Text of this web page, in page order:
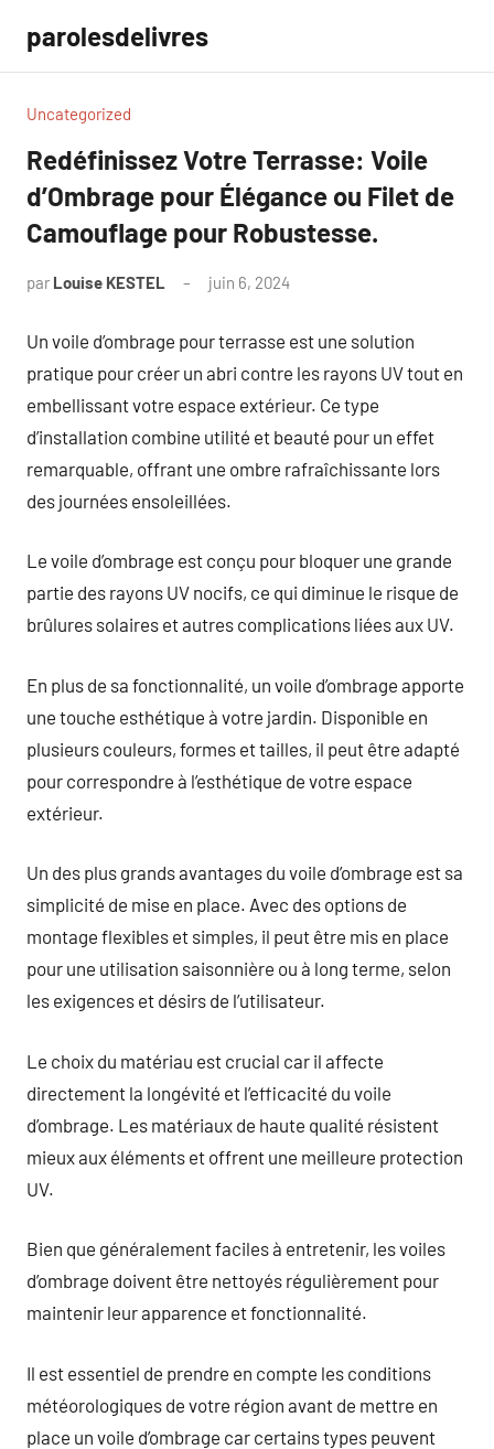
contenu
parolesdelivres
Uncategorized
Redéfinissez Votre Terrasse: Voile
d’Ombrage pour Élégance ou Filet de
Camouflage pour Robustesse.
par Louise KESTEL juin 6, 2024
Un voile d’ombrage pour terrasse est une solution
pratique pour créer un abri contre les rayons UV tout en
embellissant votre espace extérieur. Ce type
d’installation combine utilité et beauté pour un effet
remarquable, offrant une ombre rafraîchissante lors
des journées ensoleillées.
Le voile d’ombrage est conçu pour bloquer une grande
partie des rayons UV nocifs, ce qui diminue le risque de
brûlures solaires et autres complications liées aux UV.
En plus de sa fonctionnalité, un voile d’ombrage apporte
une touche esthétique à votre jardin. Disponible en
plusieurs couleurs, formes et tailles, il peut être adapté
pour correspondre à l’esthétique de votre espace
extérieur.
Un des plus grands avantages du voile d’ombrage est sa
simplicité de mise en place. Avec des options de
montage flexibles et simples, il peut être mis en place
pour une utilisation saisonnière ou à long terme, selon
les exigences et désirs de l’utilisateur.
Le choix du matériau est crucial car il affecte
directement la longévité et l’efficacité du voile
d’ombrage. Les matériaux de haute qualité résistent
mieux aux éléments et offrent une meilleure protection
UV.
Bien que généralement faciles à entretenir, les voiles
d’ombrage doivent être nettoyés régulièrement pour
maintenir leur apparence et fonctionnalité.
Il est essentiel de prendre en compte les conditions
météorologiques de votre région avant de mettre en
place un voile d’ombrage car certains types peuvent